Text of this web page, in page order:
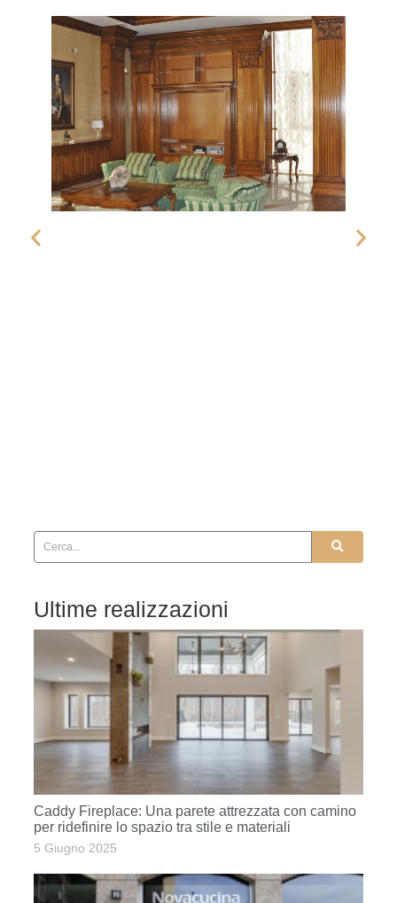
Ultime realizzazioni
Caddy Fireplace: Una parete attrezzata con camino
per ridefinire lo spazio tra stile e materiali
5 Giugno 2025